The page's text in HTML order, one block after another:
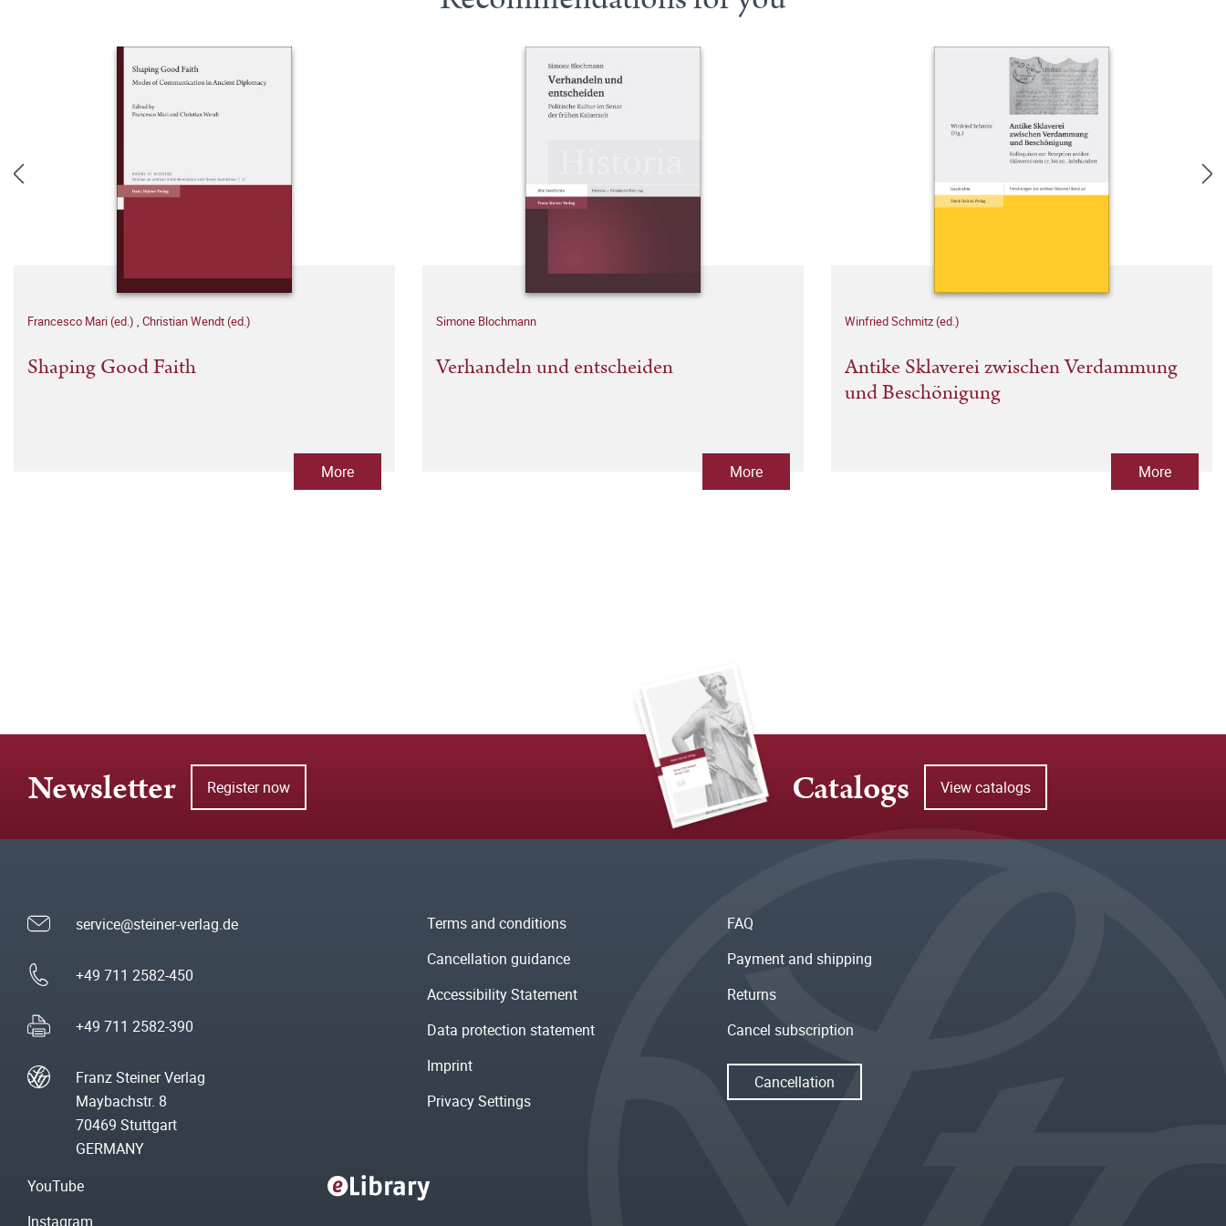
Francesco Mari (ed.) , Christian Wendt (ed.)
Shaping Good Faith
More
Simone Blochmann
Verhandeln und entscheiden
More
Winfried Schmitz (ed.)
Antike Sklaverei zwischen Verdammung
und Beschönigung
More
Newsletter Register now Catalogs View catalogs
service@steiner-verlag.de
+49 711 2582-450
+49 711 2582-390
Franz Steiner Verlag
Maybachstr. 8
70469 Stuttgart
GERMANY
Terms and conditions
Cancellation guidance
Accessibility Statement
Data protection statement
Imprint
Privacy Settings
FAQ
Payment and shipping
Returns
Cancel subscription
Cancellation
YouTube
Instagram